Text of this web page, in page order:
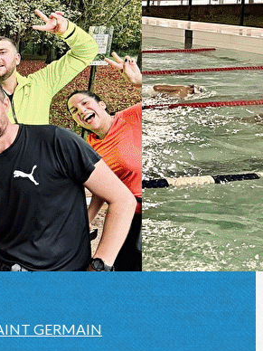
colonnes
les colonnes affichées
des réseaux sociaux